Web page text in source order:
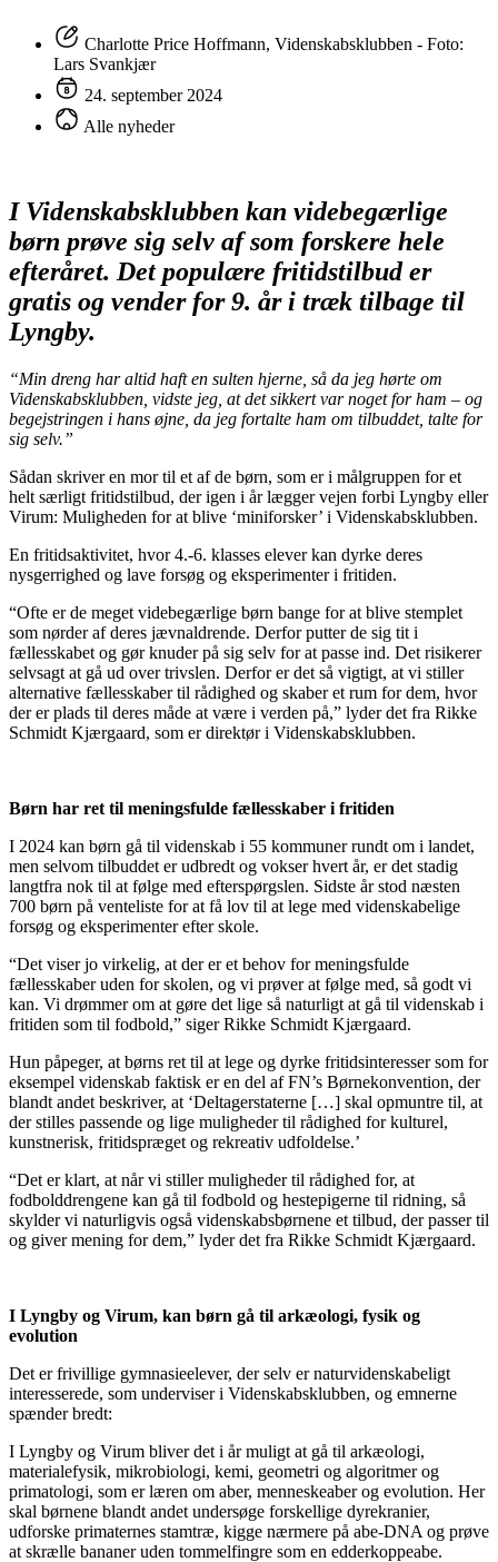
Charlotte Price Hoffmann, Videnskabsklubben - Foto:
Lars Svankjær
24. september 2024
Alle nyheder
I Videnskabsklubben kan videbegærlige
børn prøve sig selv af som forskere hele
efteråret. Det populære fritidstilbud er
gratis og vender for 9. år i træk tilbage til
Lyngby.
“Min dreng har altid haft en sulten hjerne, så da jeg hørte om
Videnskabsklubben, vidste jeg, at det sikkert var noget for ham – og
begejstringen i hans øjne, da jeg fortalte ham om tilbuddet, talte for
sig selv.”
Sådan skriver en mor til et af de børn, som er i målgruppen for et
helt særligt fritidstilbud, der igen i år lægger vejen forbi Lyngby eller
Virum: Muligheden for at blive ‘miniforsker’ i Videnskabsklubben.
En fritidsaktivitet, hvor 4.-6. klasses elever kan dyrke deres
nysgerrighed og lave forsøg og eksperimenter i fritiden.
“Ofte er de meget videbegærlige børn bange for at blive stemplet
som nørder af deres jævnaldrende. Derfor putter de sig tit i
fællesskabet og gør knuder på sig selv for at passe ind. Det risikerer
selvsagt at gå ud over trivslen. Derfor er det så vigtigt, at vi stiller
alternative fællesskaber til rådighed og skaber et rum for dem, hvor
der er plads til deres måde at være i verden på,” lyder det fra Rikke
Schmidt Kjærgaard, som er direktør i Videnskabsklubben.
Børn har ret til meningsfulde fællesskaber i fritiden
I 2024 kan børn gå til videnskab i 55 kommuner rundt om i landet,
men selvom tilbuddet er udbredt og vokser hvert år, er det stadig
langtfra nok til at følge med efterspørgslen. Sidste år stod næsten
700 børn på venteliste for at få lov til at lege med videnskabelige
forsøg og eksperimenter efter skole.
“Det viser jo virkelig, at der er et behov for meningsfulde
fællesskaber uden for skolen, og vi prøver at følge med, så godt vi
kan. Vi drømmer om at gøre det lige så naturligt at gå til videnskab i
fritiden som til fodbold,” siger Rikke Schmidt Kjærgaard.
Hun påpeger, at børns ret til at lege og dyrke fritidsinteresser som for
eksempel videnskab faktisk er en del af FN’s Børnekonvention, der
blandt andet beskriver, at ‘Deltagerstaterne […] skal opmuntre til, at
der stilles passende og lige muligheder til rådighed for kulturel,
kunstnerisk, fritidspræget og rekreativ udfoldelse.’
“Det er klart, at når vi stiller muligheder til rådighed for, at
fodbolddrengene kan gå til fodbold og hestepigerne til ridning, så
skylder vi naturligvis også videnskabsbørnene et tilbud, der passer til
og giver mening for dem,” lyder det fra Rikke Schmidt Kjærgaard.
I Lyngby og Virum, kan børn gå til arkæologi, fysik og
evolution
Det er frivillige gymnasieelever, der selv er naturvidenskabeligt
interesserede, som underviser i Videnskabsklubben, og emnerne
spænder bredt:
I Lyngby og Virum bliver det i år muligt at gå til arkæologi,
materialefysik, mikrobiologi, kemi, geometri og algoritmer og
primatologi, som er læren om aber, menneskeaber og evolution. Her
skal børnene blandt andet undersøge forskellige dyrekranier,
udforske primaternes stamtræ, kigge nærmere på abe-DNA og prøve
at skrælle bananer uden tommelfingre som en edderkoppeabe.